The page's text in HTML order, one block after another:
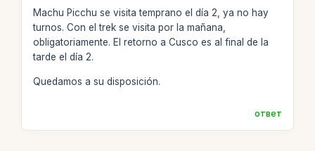
Machu Picchu se visita temprano el día 2, ya no hay
turnos. Con el trek se visita por la mañana,
obligatoriamente. El retorno a Cusco es al final de la
tarde el día 2.
Quedamos a su disposición.
ответ